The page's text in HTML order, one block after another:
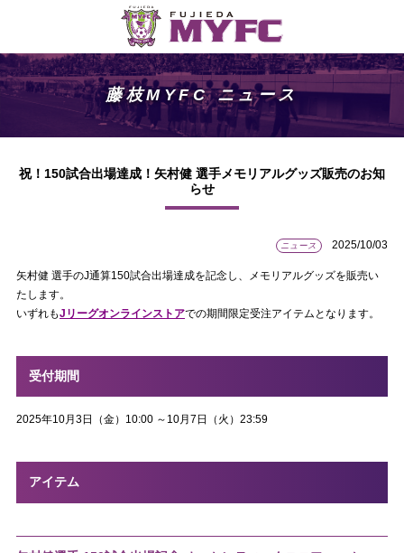
藤枝MYFC ニュース
祝！150試合出場達成！矢村健 選手メモリアルグッズ販売のお知
らせ
ニュース 2025/10/03
矢村健 選手のJ通算150試合出場達成を記念し、メモリアルグッズを販売い
たします。
いずれもJリーグオンラインストアでの期間限定受注アイテムとなります。
受付期間
2025年10月3日（金）10:00 ～10月7日（火）23:59
アイテム